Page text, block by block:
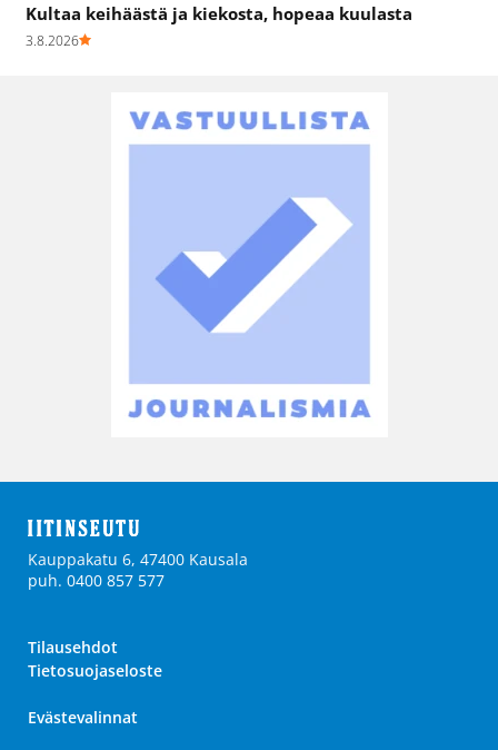
Kultaa keihäästä ja kiekosta, hopeaa kuulasta
3.8.2026
Kauppakatu 6, 47400 Kausala
puh. 0400 857 577
Tilausehdot
Tietosuojaseloste
Evästevalinnat